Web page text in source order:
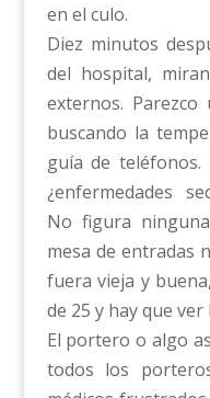
en el culo.
Diez minutos
del hospital,
externos. Parezco
buscando la
guía de
¿enfermedades
No figura
mesa de entradas
fuera vieja y
de 25 y hay que
El portero o algo
todos los